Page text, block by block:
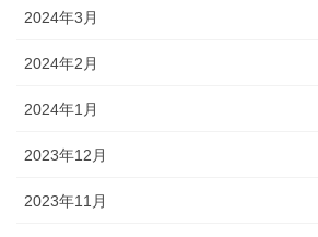
2024年3月
2024年2月
2024年1月
2023年12月
2023年11月